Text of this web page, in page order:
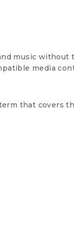
music
media
that covers